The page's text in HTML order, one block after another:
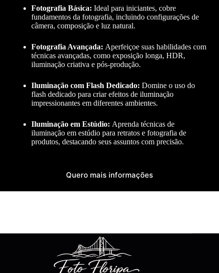
Fotografia Básica: Ideal para iniciantes, cobre
fundamentos da fotografia, incluindo configurações de
câmera, composição e luz natural.
Fotografia Avançada: Aperfeiçoe suas habilidades com
técnicas avançadas, como exposição longa, HDR,
iluminação criativa e pós-produção.
Iluminação com Flash Dedicado: Domine o uso do
flash dedicado para criar efeitos de iluminação
impressionantes em diferentes ambientes.
Iluminação em Estúdio: Aprenda técnicas de
iluminação em estúdio para retratos e fotografia de
produtos, destacando seus assuntos com precisão.
Quero mais informações